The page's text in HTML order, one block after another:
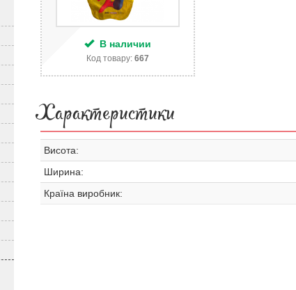
В наличии
Код товару:667
Характеристики
Висота:
Ширина:
Країна виробник: